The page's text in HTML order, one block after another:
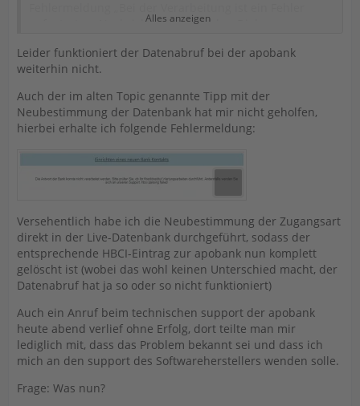
aufgetreten. Nachricht enthält Fehler. Dialog
neu.“
funktioniert jedoch ebenfalls nicht, ich erhalte hierbei
die Fehlermeldung „Konto wurde nicht synchronisiert.
Nachricht enthält Fehler. Dialog abgebrochen.“
Bisher hat der Datenabruf bei der apoBank gut
funktioniert, bzw. bei Fehlermeldungen genügte meist
09.12.24). Die Software ist auf dem neuesten Update-
Stand. Alle anderen Konten (bei anderen
Kreditinstituten) können problemlos aktualisiert
werden.
Viele Grüße,
Cassiopeia_
Alles anzeigen
Leider funktioniert der Datenabruf bei der apobank
weiterhin nicht.
Auch der im alten Topic genannte Tipp mit der
Neubestimmung der Datenbank hat mir nicht geholfen,
hierbei erhalte ich folgende Fehlermeldung:
Versehentlich habe ich die Neubestimmung der Zugangsart
direkt in der Live-Datenbank durchgeführt, sodass der
entsprechende HBCI-Eintrag zur apobank nun komplett
gelöscht ist (wobei das wohl keinen Unterschied macht, der
Datenabruf hat ja so oder so nicht funktioniert)
Auch ein Anruf beim technischen support der apobank
heute abend verlief ohne Erfolg, dort teilte man mir
lediglich mit, dass das Problem bekannt sei und dass ich
mich an den support des Softwareherstellers wenden solle.
Frage: Was nun?